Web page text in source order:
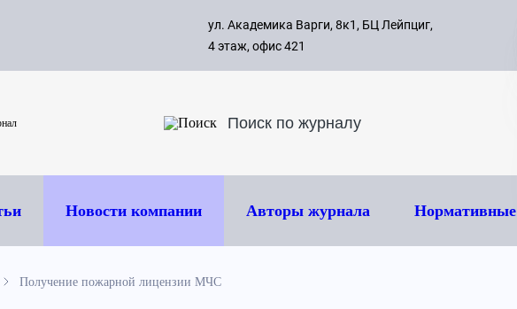
с 09:00
8 495
ул. Академика Варги, 8к1, БЦ Лейпциг,
4 этаж, офис 421
Новости компании Авторы журнала
Получение пожарной лицензии МЧС